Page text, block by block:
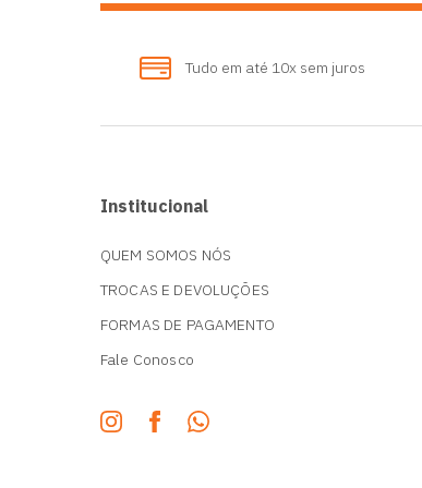
Tudo em até 10x sem juros
Institucional
QUEM SOMOS NÓS
TROCAS E DEVOLUÇÕES
FORMAS DE PAGAMENTO
Fale Conosco